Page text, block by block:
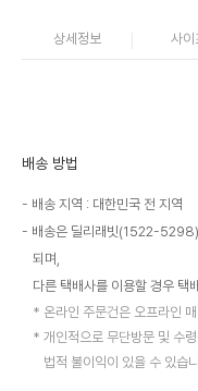
상세정보 사이
배송 방법
배송 지역 : 대한민국 전 지역
배송은 딜리래빗(1522-
되며,
다른 택배사를 이용할 경우 택
온라인 주문건은 오프라인
개인적으로 무단방문 및 수
법적 불이익이 있을 수 있습